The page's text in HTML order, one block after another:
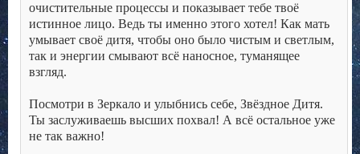
очистительные процессы и показывает тебе твоё
истинное лицо. Ведь ты именно этого хотел! Как мать
умывает своё дитя, чтобы оно было чистым и светлым,
так и энергии смывают всё наносное, туманящее
взгляд.
Посмотри в Зеркало и улыбнись себе, Звёздное Дитя.
Ты заслуживаешь высших похвал! А всё остальное уже
не так важно!